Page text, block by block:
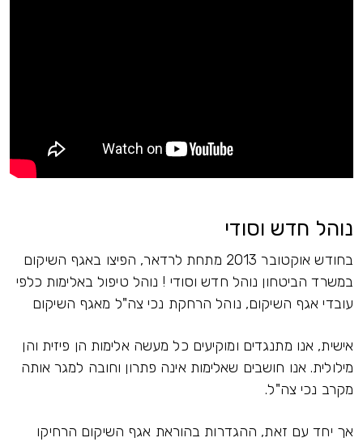
נוהל חדש וסודי
בחודש אוקטובר 2013 מתחת לרדאר, הפיצו באגף השיקום
במשרד הביטחון נוהל חדש וסודי ! נוהל טיפול באלימות כלפי
עובדי אגף השיקום, נוהל הרחקת נכי צה"ל מאגף השיקום
אישית, אנו מתנגדים ומוקיעים כל מעשה אלימות הן פיזית והן
מילולית. אנו חושבים שאלימות אינה פתרון וחובה למגר אותה
מקרב נכי צה"ל.
אך יחד עם זאת, ההגדרות בהוראת אגף השיקום הרחיקו